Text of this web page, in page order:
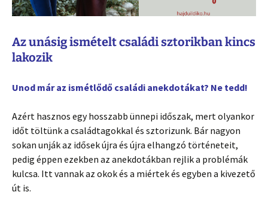
Az unásig ismételt családi sztorikban kincs
lakozik
Unod már az ismétlődő családi anekdotákat? Ne tedd!
Azért hasznos egy hosszabb ünnepi időszak, mert olyankor
időt töltünk a családtagokkal és sztorizunk. Bár nagyon
sokan unják az idősek újra és újra elhangzó történeteit,
pedig éppen ezekben az anekdotákban rejlik a problémák
kulcsa. Itt vannak az okok és a miértek és egyben a kivezető
út is.